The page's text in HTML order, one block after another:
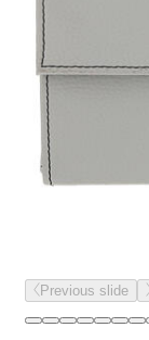
Previous slide